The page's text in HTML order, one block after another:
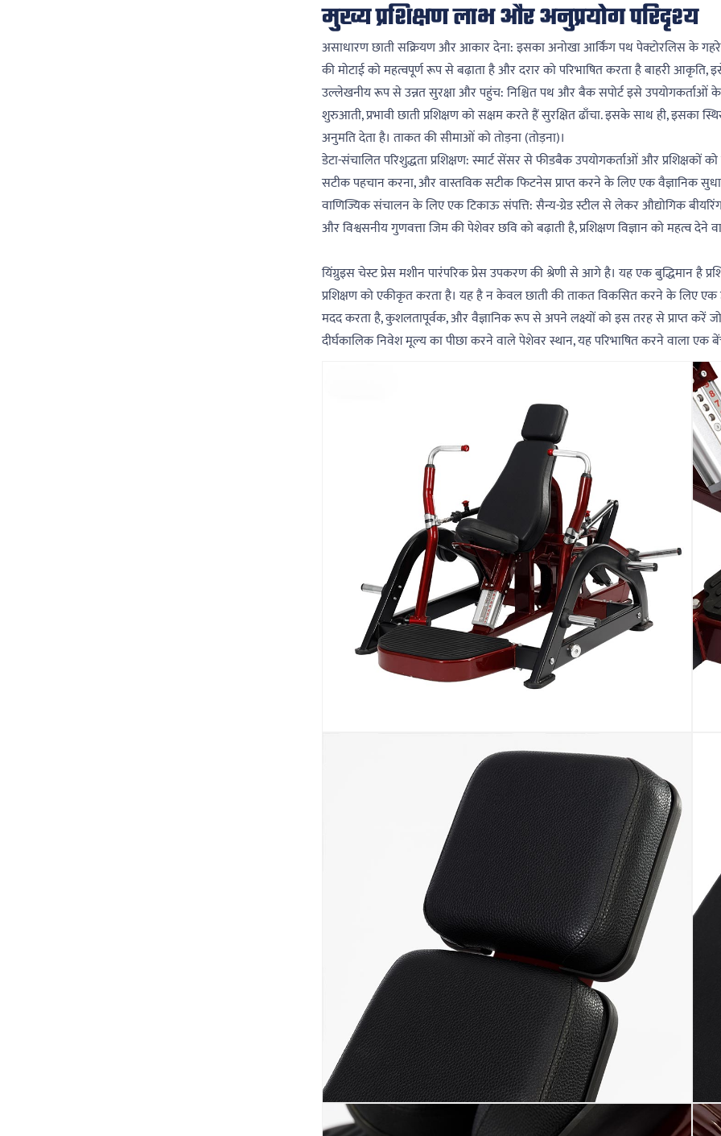
मुख्य प्रशिक्षण लाभ और अनुप्रयोग परिदृश्य
असाधारण छाती सक्रियण और आकार देना: इसका अनोखा आर्किंग पथ पेक्टोरलिस के
की मोटाई को महत्वपूर्ण रूप से बढ़ाता है और दरार को परिभाषित करता है बाहरी
उल्लेखनीय रूप से उन्नत सुरक्षा और पहुंच: निश्चित पथ और बैक सपोर्ट इसे उपयोगकर्ताओं
शुरुआती, प्रभावी छाती प्रशिक्षण को सक्षम करते हैं सुरक्षित ढाँचा. इसके साथ ही, इसका
अनुमति देता है। ताकत की सीमाओं को तोड़ना (तोड़ना)।
डेटा-संचालित परिशुद्धता प्रशिक्षण: स्मार्ट सेंसर से फीडबैक उपयोगकर्ताओं और प्रशिक्षकों
सटीक पहचान करना, और वास्तविक सटीक फिटनेस प्राप्त करने के लिए एक वैज्ञानिक
वाणिज्यिक संचालन के लिए एक टिकाऊ संपत्ति: सैन्य-ग्रेड स्टील से लेकर औद्योगिक
और विश्वसनीय गुणवत्ता जिम की पेशेवर छवि को बढ़ाती है, प्रशिक्षण विज्ञान को महत्व
यिंग्रुइस चेस्ट प्रेस मशीन पारंपरिक प्रेस उपकरण की श्रेणी से आगे है। यह एक बुद्धिमान है
प्रशिक्षण को एकीकृत करता है। यह है न केवल छाती की ताकत विकसित करने के लिए
मदद करता है, कुशलतापूर्वक, और वैज्ञानिक रूप से अपने लक्ष्यों को इस तरह से प्राप्त करें
दीर्घकालिक निवेश मूल्य का पीछा करने वाले पेशेवर स्थान, यह परिभाषित करने वाला एक